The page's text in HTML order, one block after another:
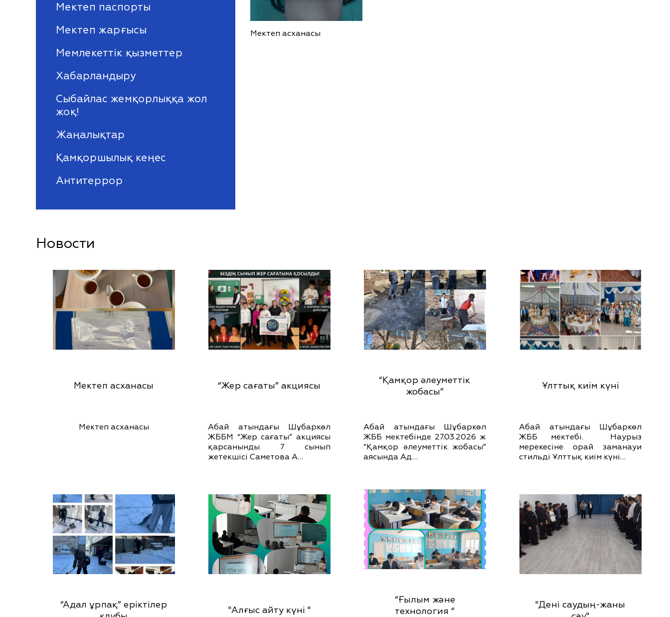
Мектеп паспорты
Мектеп жарғысы
Мемлекеттік қызметтер
Хабарландыру
Сыбайлас жемқорлыққа жол
жоқ!
Жаңалықтар
Қамқоршылық кеңес
Антитеррор
Мектеп асханасы
Новости
Мектеп асханасы
Мектеп асханасы
“Жер сағаты” акциясы
Абай атындағы Шұбаркөл
ЖББМ “Жер сағаты” акциясы
қарсанынды 7 сынып
жетекшісі Саметова А…
“Қамқор әлеуметтік
жобасы”
Абай атындағы Шұбаркөл
ЖББ мектебінде 27.03.2026 ж
“Қамқор әлеуметтік жобасы”
аясында Ад…
Ұлттық киім күні
Абай атындағы Шұбаркөл
ЖББ мектебі. Наурыз
мерекесіне орай заманауи
стильді Ұлттық киім күні…
“Адал ұрпақ” еріктілер
"Алғыс айту күні "
“Ғылым және
технология “
"Дені саудың-жаны